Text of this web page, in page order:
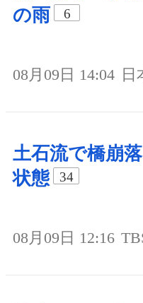
の雨
6
08月09日 14:04 日
土石流で橋崩
状態
34
08月09日 12:16